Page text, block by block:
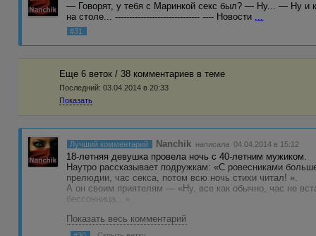
— Говорят, у тебя с Маринкой ceкc был? — Ну... — Ну и
на столе... ------------------------------ ---- Новости ...
#31
Еще 6 веток / 38 комментариев в темe
Последний: 03.04.2014 в 20:33
Показать
Лучший комментарий Nanchik написала 04.04.2014 в 15:12
18-летняя девушка провела ночь с 40-летним мужиком.
Наутро рассказывает подружкам: «С ровесниками
прелюдии, час ceкcа, потом всю ночь стихи читал! ».
А он своим приятелям — «Ну, все как обычно, час не
бессонница…».
Как-то на прилавке разговорились клубника, грецкий
— Клубника: "Меня все любят, потому что я похожа на
Показать весь комментарий